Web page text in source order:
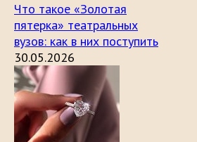
Что такое «Золотая
пятерка» театральных
вузов: как в них поступить
30.05.2026